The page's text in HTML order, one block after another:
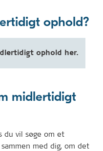
ophold?
ophold her.
midlertidigt
du vil søge om et
med dig, om det